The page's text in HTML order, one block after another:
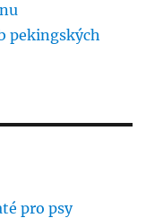
pekingských
pro psy